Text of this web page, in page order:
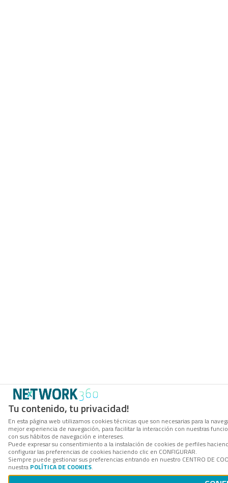
Tu contenido, tu privacidad!
En esta página web utilizamos cookies técnicas que son necesarias para la
mejor experiencia de navegación, para facilitar la interacción con nuestras
con sus hábitos de navegación e intereses.
Puede expresar su consentimiento a la instalación de cookies de perfiles
configurar las preferencias de cookies haciendo clic en CONFIGURAR.
Siempre puede gestionar sus preferencias entrando en nuestro CENTRO DE
nuestra POLÍTICA DE COOKIES.